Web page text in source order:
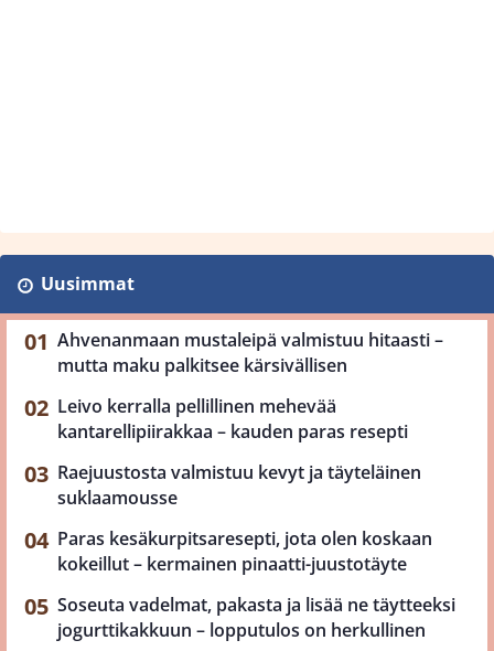
Uusimmat
Ahvenanmaan mustaleipä valmistuu hitaasti –
mutta maku palkitsee kärsivällisen
Leivo kerralla pellillinen mehevää
kantarellipiirakkaa – kauden paras resepti
Raejuustosta valmistuu kevyt ja täyteläinen
suklaamousse
Paras kesäkurpitsaresepti, jota olen koskaan
kokeillut – kermainen pinaatti-juustotäyte
Soseuta vadelmat, pakasta ja lisää ne täytteeksi
jogurttikakkuun – lopputulos on herkullinen